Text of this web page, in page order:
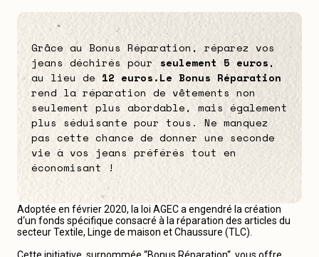
Adoptée en février 2020, la loi AGEC a engendré la création
d‘un fonds spécifique consacré à la réparation des articles du
secteur Textile, Linge de maison et Chaussure (TLC).
Grâce au Bonus Réparation, réparez vos
jeans déchirés pour seulement 5 euros,
au lieu de 12 euros.Le Bonus Réparation
rend la réparation de vêtements non
seulement plus abordable, mais également
plus séduisante pour tous. Ne manquez
pas cette chance de donner une seconde
vie à vos jeans préférés tout en
économisant !